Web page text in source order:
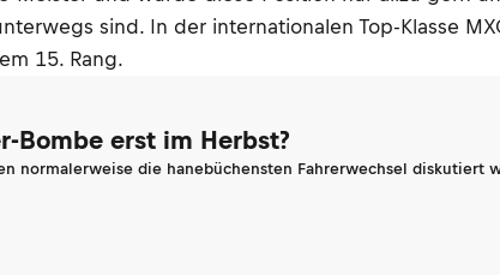
sind. In der internationalen Top-Klasse
15. Rang.
Bombe erst im Herbst?
normalerweise die hanebüchensten Fahrerwechsel diskutiert